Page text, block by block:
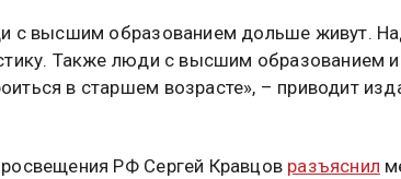
с высшим образованием дольше живут.
Также люди с высшим образованием
в старшем возрасте», – приводит
РФ Сергей Кравцов разъяснил